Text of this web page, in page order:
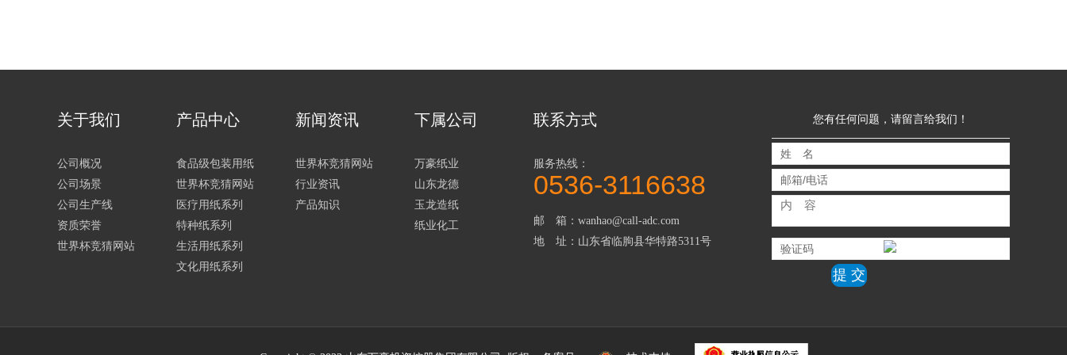
关于我们
公司概况
公司场景
公司生产线
资质荣誉
世界杯竞猜网站
产品中心
食品级包装用纸
世界杯竞猜网站
医疗用纸系列
特种纸系列
生活用纸系列
文化用纸系列
新闻资讯
世界杯竞猜网站
行业资讯
产品知识
下属公司
万豪纸业
山东龙德
玉龙造纸
纸业化工
联系方式
服务热线：
0536-3116638
邮 箱：wanhao@call-adc.com
地 址：山东省临朐县华特路5311号
您有任何问题，请留言给我们！